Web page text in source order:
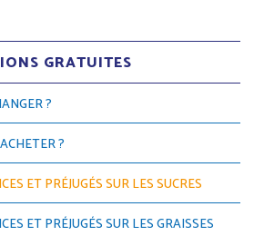
GRATUITES
?
?
ET PRÉJUGÉS SUR LES SUCRES
ET PRÉJUGÉS SUR LES GRAISSES